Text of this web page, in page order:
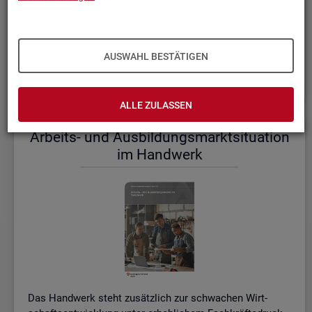
AUSWAHL BESTÄTIGEN
ALLE ZULASSEN
einem etwas er­höh­ten Ni­veau.
lich im ak­tu­el­len
Mo­nats­be­richt (PDF, 2MB)be­reit.
Ar­beits- und Aus­bil­dungs­markt­si­tua­ti­on
im Hand­werk
Das Hand­werk steht zu­sätz­lich zur schwa­chen Wirt­